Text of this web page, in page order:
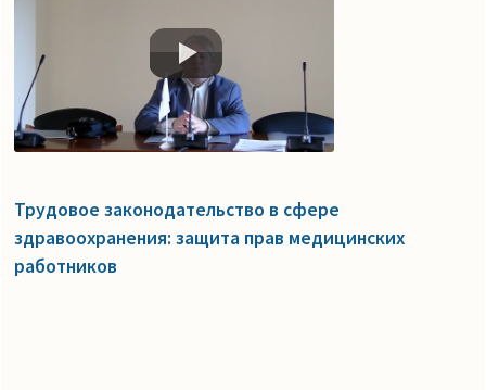
Трудовое законодательство в сфере
здравоохранения: защита прав медицинских
работников